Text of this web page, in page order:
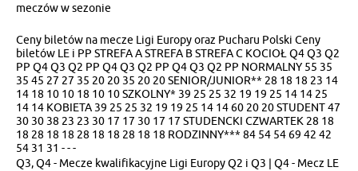
meczów w sezonie
Ceny biletów na mecze Ligi Europy oraz Pucharu Polski Ceny
biletów LE i PP STREFA A STREFA B STREFA C KOCIOŁ Q4 Q3 Q2
PP Q4 Q3 Q2 PP Q4 Q3 Q2 PP Q4 Q3 Q2 PP NORMALNY 55 35
35 45 27 27 35 20 20 35 20 20 SENIOR/JUNIOR** 28 18 18 23 14
14 18 10 10 18 10 10 SZKOLNY* 39 25 25 32 19 19 25 14 14 25
14 14 KOBIETA 39 25 25 32 19 19 25 14 14 60 20 20 STUDENT 47
30 30 38 23 23 30 17 17 30 17 17 STUDENCKI CZWARTEK 28 18
18 28 18 18 28 18 18 28 18 18 RODZINNY*** 84 54 54 69 42 42
54 31 31 - - -
Q3, Q4 - Mecze kwalifikacyjne Ligi Europy Q2 i Q3 | Q4 - Mecz LE